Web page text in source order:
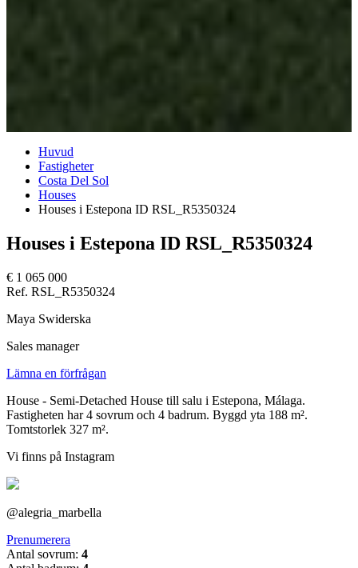
Huvud
Fastigheter
Costa Del Sol
Houses
Houses i Estepona ID RSL_R5350324
Houses i Estepona ID RSL_R5350324
€ 1 065 000
Ref. RSL_R5350324
Maya Swiderska
Sales manager
Lämna en förfrågan
House - Semi-Detached House till salu i Estepona, Málaga.
Fastigheten har 4 sovrum och 4 badrum. Byggd yta 188 m².
Tomtstorlek 327 m².
Vi finns på Instagram
@alegria_marbella
Prenumerera
Antal sovrum: 4